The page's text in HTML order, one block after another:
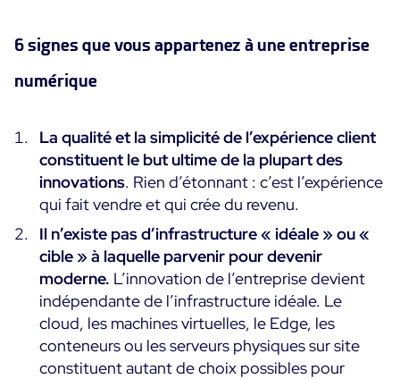
Documentation
The Watch
Toutes les ressources
Ebooks
Corporate
Infographies
Salle de presse
Blog
Nouveautés
Bonnes Pratiques
Témoignages Clients
Evénements
A venir
Passés
Webinars
TARIFS
Centreon Infra Monitoring
6 signes que vous appartenez à une entreprise
numérique
La qualité et la simplicité de l’expérience client
constituent le but ultime de la plupart des
innovations. Rien d’étonnant : c’est l’expérience
qui fait vendre et qui crée du revenu.
Il n’existe pas d’infrastructure « idéale » ou «
cible » à laquelle parvenir pour devenir
moderne. L’innovation de l’entreprise devient
indépendante de l’infrastructure idéale. Le
cloud, les machines virtuelles, le Edge, les
conteneurs ou les serveurs physiques sur site
constituent autant de choix possibles pour